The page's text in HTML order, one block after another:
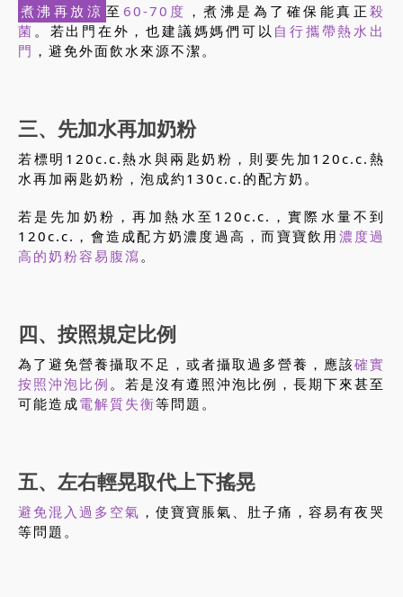
煮沸再放涼 至 60-70度 ，煮沸是為了確保能真正殺
菌 。若出門在外，也建議媽媽們可以 自行攜帶熱水出
門 ，避免外面飲水來源不潔。
三、先加水再加奶粉
若標明120c.c.熱水與兩匙奶粉，則要先加120c.c.熱
水再加兩匙奶粉，泡成約130c.c.的配方奶。
若是先加奶粉，再加熱水至120c.c.，實際水量不到
120c.c.，會造成配方奶濃度過高，而寶寶飲用 濃度過
高的奶粉容易腹瀉。
四、按照規定比例
為了避免營養攝取不足，或者攝取過多營養，應該確實
按照沖泡比例 。若是沒有遵照沖泡比例，長期下來甚至
可能造成電解質失衡等問題。
五、左右輕晃取代上下搖晃
避免混入過多空氣 ，使寶寶脹氣、肚子痛，容易有夜哭
等問題。